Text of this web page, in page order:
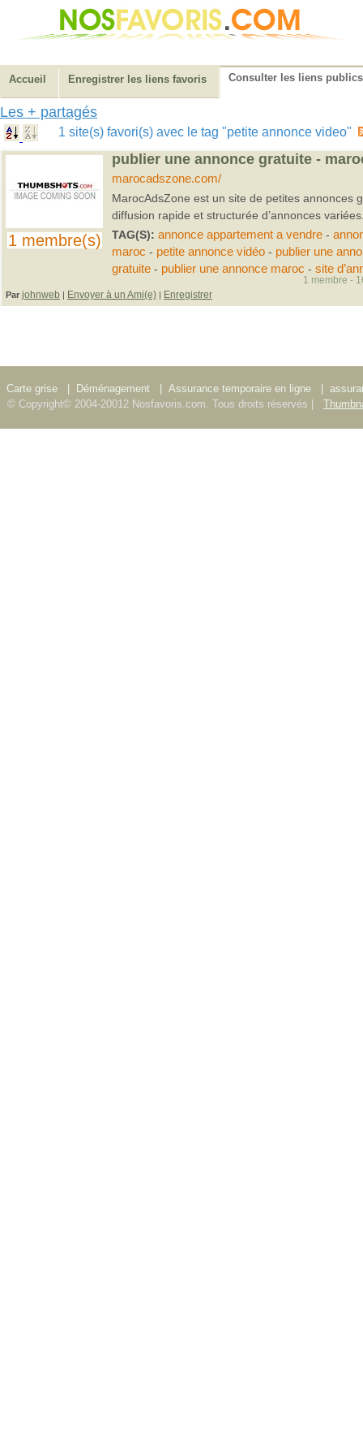
Accueil Enregistrer les liens favoris Consulter les liens publics
Les + partagés
1 site(s) favori(s) avec le tag "petite annonce video"
1 membre(s)
publier une annonce gratuite -
marocadszone.com/
MarocAdsZone est un site de petites annonces
diffusion rapide et structurée d’annonces
TAG(S): annonce appartement a vendre-
maroc - petite annonce vidéo- publier une
gratuite- publier une annonce maroc - site
Par johnweb | Envoyer à un Ami(e) | Enregistrer
1 membre -
Carte grise Déménagement Assurance temporaire en ligne
© Copyright© 2004-20012 Nosfavoris.com. Tous droits réservés |